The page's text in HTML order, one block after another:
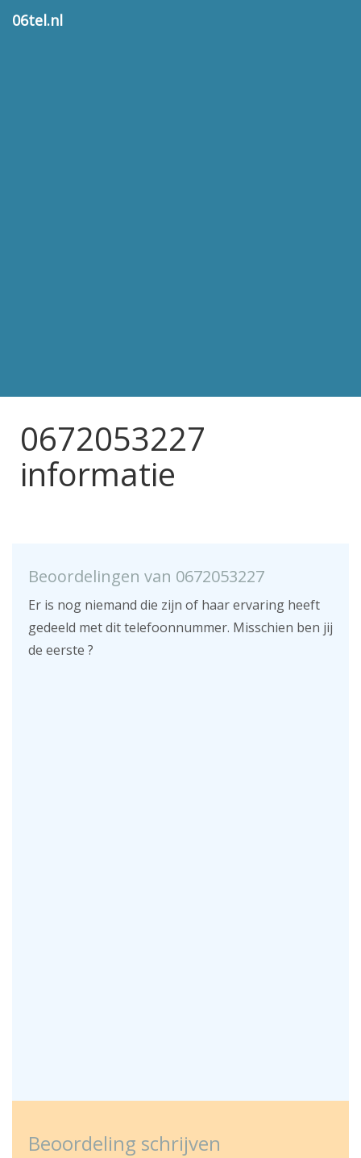
06tel.nl
0672053227
informatie
Beoordelingen van 0672053227
Er is nog niemand die zijn of haar ervaring heeft
gedeeld met dit telefoonnummer. Misschien ben jij
de eerste ?
Beoordeling schrijven